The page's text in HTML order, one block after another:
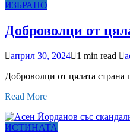
ИЗБРАНО
Доброволци от
април 30, 2024 1 min read
Доброволци от цялата страна
Read More
ИСТИНАТА